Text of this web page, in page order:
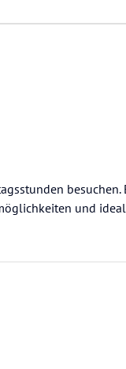
besuchen.
und